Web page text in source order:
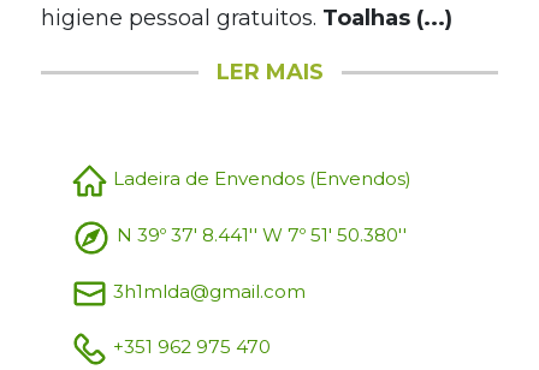
higiene pessoal gratuitos. Toalhas (...)
LER MAIS
Ladeira de Envendos (Envendos)
N 39º 37' 8.441'' W 7º 51' 50.380''
3h1mlda@gmail.com
+351 962 975 470